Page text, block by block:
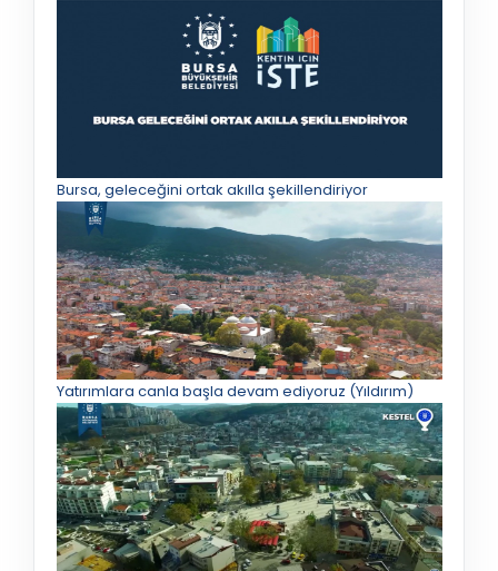
Bursa, geleceğini ortak akılla şekillendiriyor
Yatırımlara canla başla devam ediyoruz (Yıldırım)